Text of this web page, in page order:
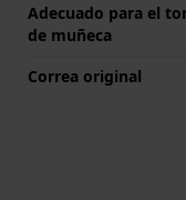
Adecuado para el
de muñeca
Correa original